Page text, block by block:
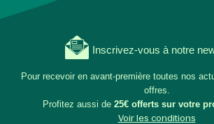
Inscrivez-vous à notre
Pour recevoir en avant-première toutes nos
offres.
Profitez aussi de 25€ offerts sur votre
Voir les conditions